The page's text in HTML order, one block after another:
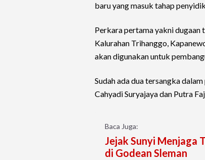
baru yang masuk tahap
Perkara pertama yakni dugaan
Kalurahan Trihanggo,
akan digunakan untuk
Sudah ada dua tersangka
Cahyadi Suryajaya dan Putra
Baca Juga:
Jejak Sunyi Menjaga
di Godean Sleman